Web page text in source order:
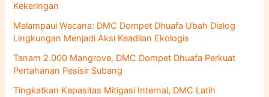
Kekeringan
Melampaui Wacana: DMC Dompet Dhuafa Ubah Dialog
Lingkungan Menjadi Aksi Keadilan Ekologis
Tanam 2.000 Mangrove, DMC Dompet Dhuafa Perkuat
Pertahanan Pesisir Subang
Tingkatkan Kapasitas Mitigasi Internal, DMC Latih